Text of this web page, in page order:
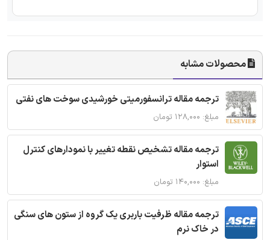
محصولات مشابه
ترجمه مقاله ترانسفورمیتی خورشیدی سوخت های نفتی
مبلغ: ۱۲۸,۰۰۰ تومان
ترجمه مقاله تشخیص نقطه تغییر با نمودارهای کنترل
استوار
مبلغ: ۱۴۰,۰۰۰ تومان
ترجمه مقاله ظرفیت باربری یک گروه از ستون های سنگی
در خاک نرم